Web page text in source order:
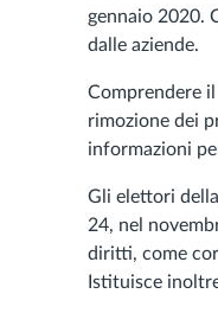
gennaio 2020.
dalle aziende.
Comprendere
rimozione dei
informazioni
Gli elettori
24, nel
diritti, come
Istituisce